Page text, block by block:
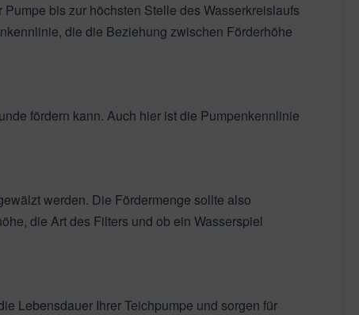
bis zur höchsten Stelle des Wasserkreislaufs
die die Beziehung zwischen Förderhöhe
fördern kann. Auch hier ist die Pumpenkennlinie
werden. Die Fördermenge sollte also
die Art des Filters und ob ein Wasserspiel
Lebensdauer Ihrer Teichpumpe und sorgen für